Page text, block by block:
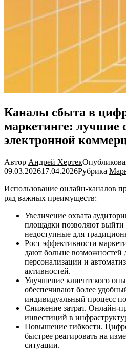
Каналы сбыта в
маркетинге: лучшие
электронной
Автор Андрей Хертек
09.03.202617.04.2026Рубрика
Использование онлайн-каналов
ряд важных преимуществ:
Увеличение охвата
площадки позволяют
недоступные для
Рост эффективности
дают больше возможностей
персонализации и
активностей.
Улучшение клиентского
обеспечивают более
индивидуальный процесс
Снижение затрат. Онлайн-
инвестиций в
Повышение гибкости.
быстрее реагировать на
ситуации.